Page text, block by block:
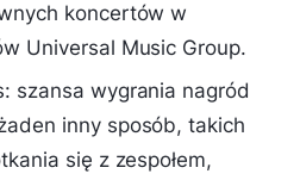
koncertów w
Universal Music Group.
szansa wygrania nagród
inny sposób, takich
się z zespołem,